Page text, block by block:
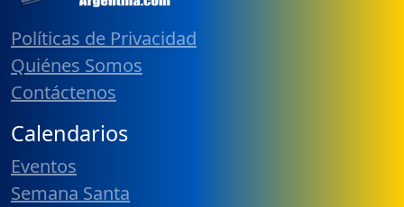
Políticas de Privacidad
Quiénes Somos
Contáctenos
Calendarios
Eventos
Semana Santa